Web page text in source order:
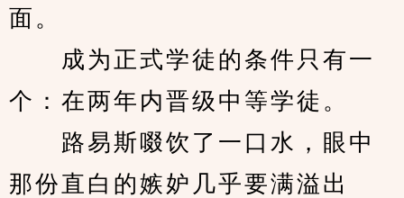
面。
成为正式学徒的条件只有一
个：在两年内晋级中等学徒。
路易斯啜饮了一口水，眼中
那份直白的嫉妒几乎要满溢出